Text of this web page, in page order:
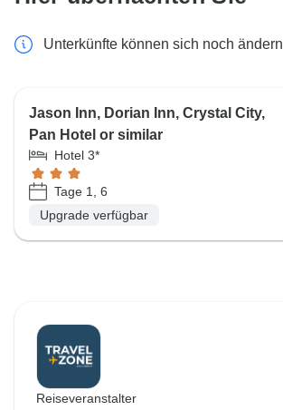
Unterkünfte können sich noch ändern
Jason Inn, Dorian Inn, Crystal City,
Pan Hotel or similar
Hotel 3*
Tage 1, 6
Upgrade verfügbar
Reiseveranstalter